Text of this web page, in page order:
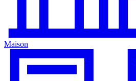
Maison